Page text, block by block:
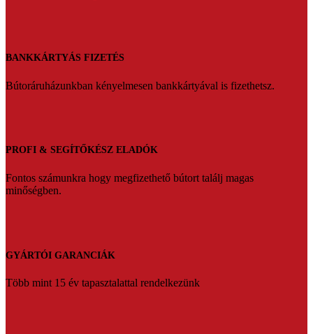
BANKKÁRTYÁS FIZETÉS
Bútoráruházunkban kényelmesen bankkártyával is fizethetsz.
PROFI & SEGÍTŐKÉSZ ELADÓK
Fontos számunkra hogy megfizethető bútort találj magas
minőségben.
GYÁRTÓI GARANCIÁK
Több mint 15 év tapasztalattal rendelkezünk